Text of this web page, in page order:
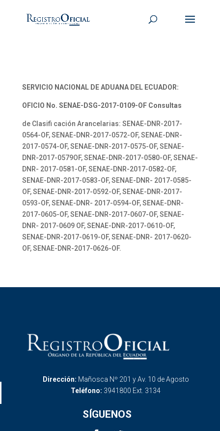
SERVICIO NACIONAL DE ADUANA DEL ECUADOR:
OFICIO No. SENAE-DSG-2017-0109-OF Consultas
de Clasifi cación Arancelarias: SENAE-DNR-2017-
0564-OF, SENAE-DNR-2017-0572-OF, SENAE-DNR-
2017-0574-OF, SENAE-DNR-2017-0575-OF, SENAE-
DNR-2017-0579OF, SENAE-DNR-2017-0580-OF, SENAE-
DNR- 2017-0581-OF, SENAE-DNR-2017-0582-OF,
SENAE-DNR-2017-0583-OF, SENAE-DNR- 2017-0585-
OF, SENAE-DNR-2017-0592-OF, SENAE-DNR-2017-
0593-OF, SENAE-DNR- 2017-0594-OF, SENAE-DNR-
2017-0605-OF, SENAE-DNR-2017-0607-OF, SENAE-
DNR- 2017-0609 OF, SENAE-DNR-2017-0610-OF,
SENAE-DNR-2017-0619-OF, SENAE-DNR- 2017-0620-
OF, SENAE-DNR-2017-0626-OF.
Dirección: Mañosca Nº 201 y Av. 10 de Agosto
Teléfono: 3941800 Ext. 3134
SÍGUENOS